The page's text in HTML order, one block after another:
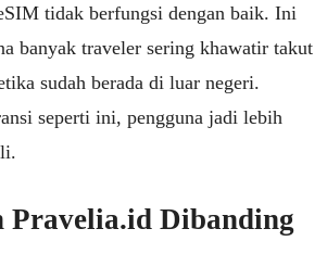
tidak berfungsi dengan baik. Ini
banyak traveler sering khawatir takut
sudah berada di luar negeri.
seperti ini, pengguna jadi lebih
Pravelia.id Dibanding